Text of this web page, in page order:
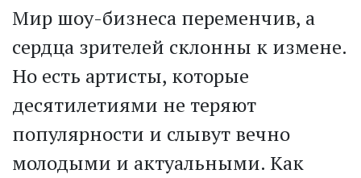
Мир шоу-бизнеса переменчив, а
сердца зрителей склонны к измене.
Но есть артисты, которые
десятилетиями не теряют
популярности и слывут вечно
молодыми и актуальными. Как